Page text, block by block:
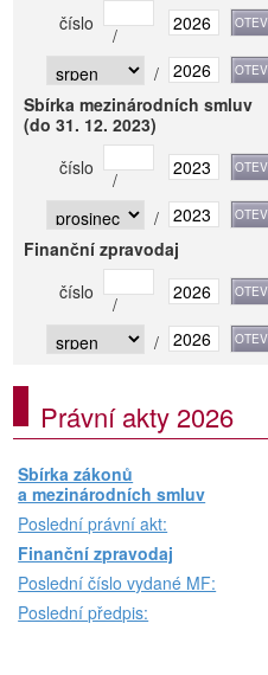
číslo
/
/
Sbírka mezinárodních smluv
(do 31. 12. 2023)
číslo
/
/
Finanční zpravodaj
číslo
/
/
Právní akty 2026
Sbírka zákonů
a mezinárodních smluv
Poslední právní akt:
Finanční zpravodaj
Poslední číslo vydané MF:
Poslední předpis: